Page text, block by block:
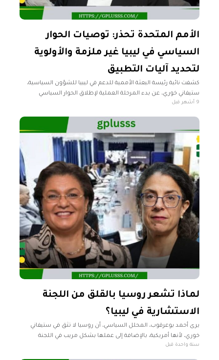
الأمم المتحدة تحذر: توصيات الحوار
السياسي في ليبيا غير ملزمة والأولوية
لتحديد آليات التطبيق
كشفت نائبة رئيسة البعثة الأممية للدعم في ليبيا للشؤون السياسية،
ستيفاني خوري، عن بدء المرحلة العملية لإطلاق الحوار السياسي
المهيكل، الذي تهدف البعثة من خلاله إلى دفع العملية السياسية
9 أشهر قبل
لماذا تشعر روسيا بالقلق من اللجنة
الاستشارية في ليبيا؟
يرى أحمد بوعرقوب، المحلل السياسي، أن روسيا لا تثق في ستيفاني
خوري، لأنها أمريكية، بالإضافة إلى عملها بشكل مريب في اللجنة
الاستشارية، لا سيما وأنها لم تتشاور مع مجلس الأمن
سنة واحدة قبل